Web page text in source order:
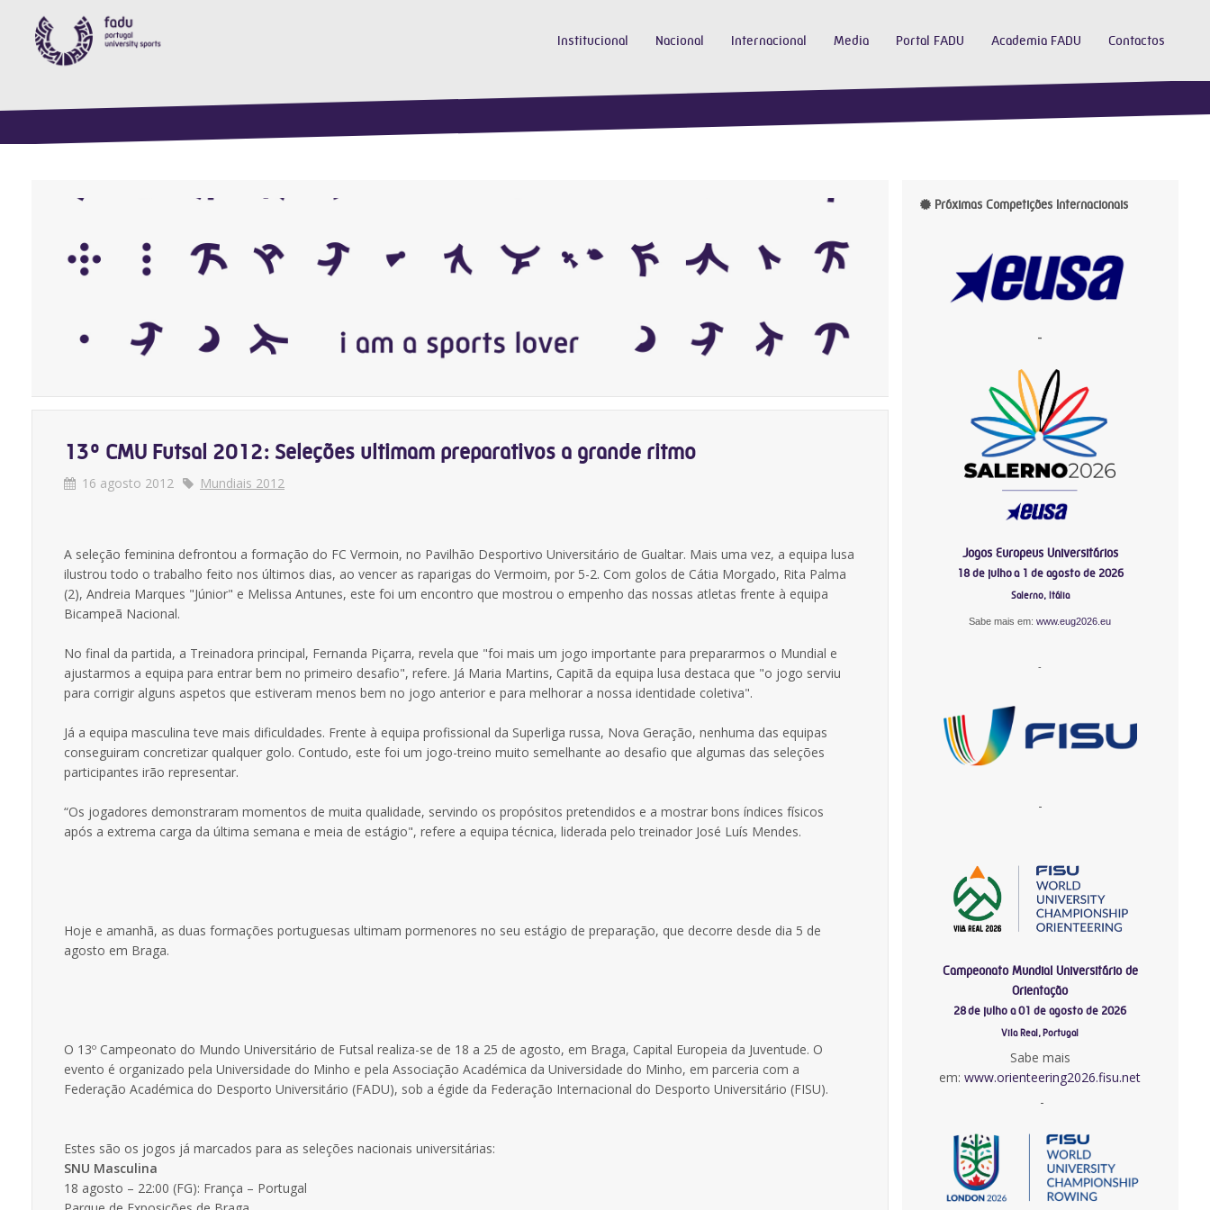
Institucional Nacional Internacional Media Portal FADU Academia FADU Contactos
13º CMU Futsal 2012: Seleções ultimam preparativos a grande ritmo
16 agosto 2012 Mundiais 2012
A seleção feminina defrontou a formação do FC Vermoin, no Pavilhão Desportivo Universitário de Gualtar. Mais uma vez, a equipa lusa
ilustrou todo o trabalho feito nos últimos dias, ao vencer as raparigas do Vermoim, por 5-2. Com golos de Cátia Morgado, Rita Palma
(2), Andreia Marques "Júnior" e Melissa Antunes, este foi um encontro que mostrou o empenho das nossas atletas frente à equipa
Bicampeã Nacional.
No final da partida, a Treinadora principal, Fernanda Piçarra, revela que "foi mais um jogo importante para prepararmos o Mundial e
ajustarmos a equipa para entrar bem no primeiro desafio", refere. Já Maria Martins, Capitã da equipa lusa destaca que "o jogo serviu
para corrigir alguns aspetos que estiveram menos bem no jogo anterior e para melhorar a nossa identidade coletiva".
Já a equipa masculina teve mais dificuldades. Frente à equipa profissional da Superliga russa, Nova Geração, nenhuma das equipas
conseguiram concretizar qualquer golo. Contudo, este foi um jogo-treino muito semelhante ao desafio que algumas das seleções
participantes irão representar.
“Os jogadores demonstraram momentos de muita qualidade, servindo os propósitos pretendidos e a mostrar bons índices físicos
após a extrema carga da última semana e meia de estágio", refere a equipa técnica, liderada pelo treinador José Luís Mendes.
Hoje e amanhã, as duas formações portuguesas ultimam pormenores no seu estágio de preparação, que decorre desde dia 5 de
agosto em Braga.
O 13º Campeonato do Mundo Universitário de Futsal realiza-se de 18 a 25 de agosto, em Braga, Capital Europeia da Juventude. O
evento é organizado pela Universidade do Minho e pela Associação Académica da Universidade do Minho, em parceria com a
Federação Académica do Desporto Universitário (FADU), sob a égide da Federação Internacional do Desporto Universitário (FISU).
Estes são os jogos já marcados para as seleções nacionais universitárias:
SNU Masculina
18 agosto – 22:00 (FG): França – Portugal
Próximas Competições Internacionais
-
Jogos Europeus Universitários
18 de julho a 1 de agosto de 2026
Salerno, Itália
Sabe mais em:www.eug2026.eu
-
-
Campeonato Mundial Universitário de
Orientação
28 de julho a 01 de agosto de 2026
Vila Real, Portugal
Sabe mais
em:www.orienteering2026.fisu.net
-